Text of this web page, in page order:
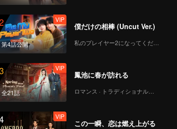
第4話公開
VIP
僕だけの相棒 (Uncut Ver.)
私のプレイヤー2になってください
全21話
VIP
鳳池に春が訪れる
ロマンス · トラディショナル・コスチューム
VIP
この一瞬、恋は燃え上がる